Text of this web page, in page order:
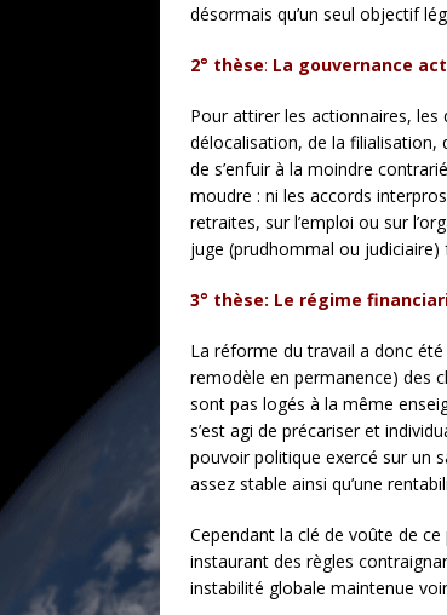
désormais qu’un seul objectif
2° thèse: La gouvernance
Pour attirer les actionnaires,
délocalisation, de la filialisation,
de s’enfuir à la moindre
moudre : ni les accords
retraites, sur l’emploi ou sur
juge (prudhommal ou judiciaire)
3° thèse: Le régime
La réforme du travail a donc
remodèle en permanence) des
sont pas logés à la même
s’est agi de précariser et
pouvoir politique exercé sur un
assez stable ainsi qu’une
Cependant la clé de voûte de
instaurant des règles
instabilité globale maintenue